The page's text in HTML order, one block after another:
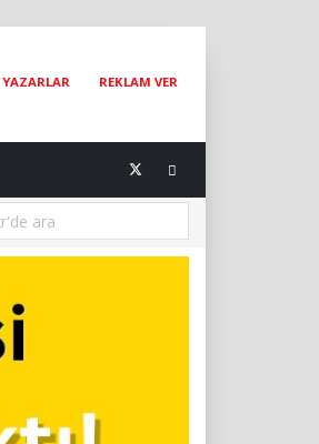
YAZARLAR REKLAM VER
Nils Jacobi : Dünyanın En Ünlü Kedi